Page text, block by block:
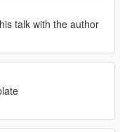
talk with the author